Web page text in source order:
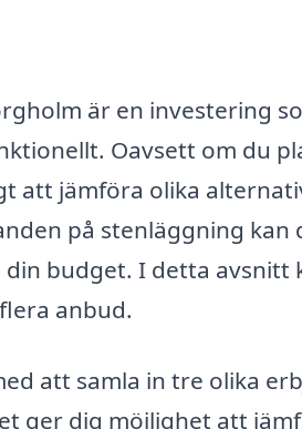
är en investering
Oavsett om du
att jämföra olika
på stenläggning kan
budget. I detta
anbud.
att samla in tre olika
ger dig möjlighet att